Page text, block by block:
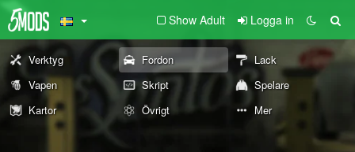
Show Adult Logga in
Verktyg Fordon
Lack
Vapen
Skript
Spelare
Kartor
Övrigt Mer